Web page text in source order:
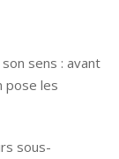
sens : avant
pose les
sous-